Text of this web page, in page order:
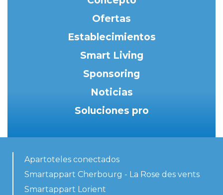
Ofertas
Establecimientos
Smart Living
Sponsoring
Noticias
Soluciones pro
Apartoteles conectados
Smartappart Cherbourg - La Rose des vents
Smartappart Lorient